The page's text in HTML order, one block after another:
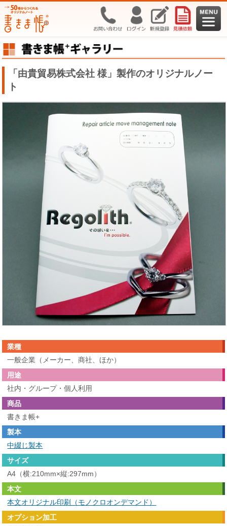
「由貴貿易株式会社 様」製作のオリジナルノー
ト
業種
一般企業（メーカー、商社、ほか）
用途
社内・グループ・個人利用
商品
書きま帳+
製本
中綴じ製本
サイズ
A4（横:210mm×縦:297mm）
本文
本文オリジナル印刷（モノクロオンデマンド）
オプション加工